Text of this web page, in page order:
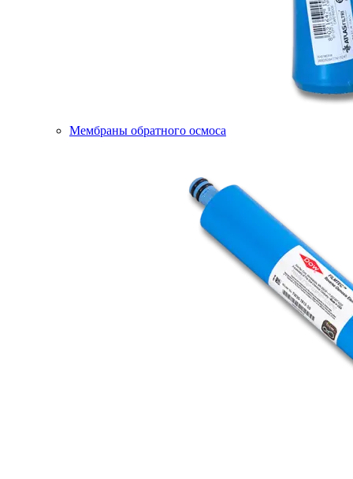
Мембраны обратного осмоса